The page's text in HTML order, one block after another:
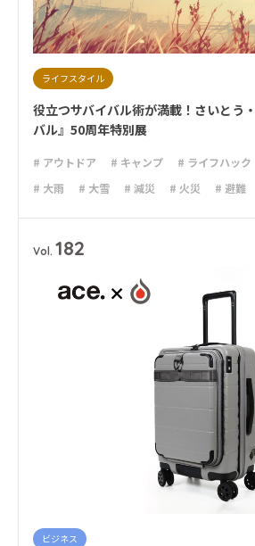
ライフスタイル
役立つサバイバル術が満載！さいとう
バル』50周年特別展
# アウトドア # キャンプ # ライフハック
# 大雨
# 大雪 # 減災 # 火災 # 避難
Vol. 182
ビジネス